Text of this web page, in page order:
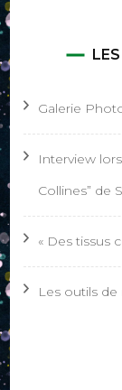
Galerie
Interview
Collines” de
« Des tissus
Les outils